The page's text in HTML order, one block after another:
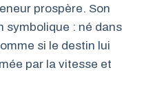
prospère. Son
symbolique : né dans
si le destin lui
par la vitesse et